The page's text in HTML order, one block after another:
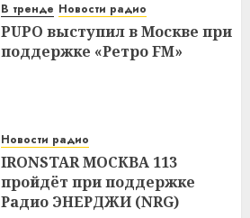
В тренде Новости радио
PUPO выступил в Москве при
поддержке «Ретро FM»
Новости радио
IRONSTAR МОСКВА 113
пройдёт при поддержке
Радио ЭНЕРДЖИ (NRG)